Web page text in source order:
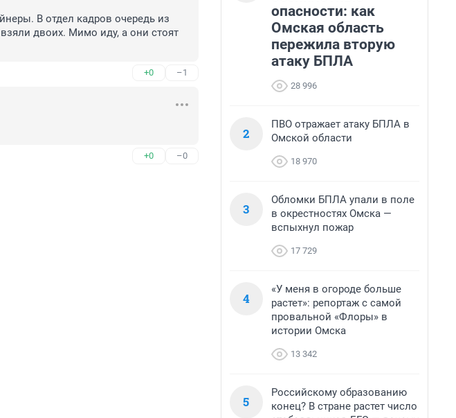
В отдел кадров очередь из
взяли двоих. Мимо иду, а они стоят
+0 –1
+0 –0
опасности: как
Омская область
пережила вторую
атаку БПЛА
28 996
2
ПВО отражает атаку БПЛА в
Омской области
18 970
3
Обломки БПЛА упали в поле
в окрестностях Омска —
вспыхнул пожар
17 729
4
«У меня в огороде больше
растет»: репортаж с самой
провальной «Флоры» в
истории Омска
13 342
5
Российскому образованию
конец? В стране растет число